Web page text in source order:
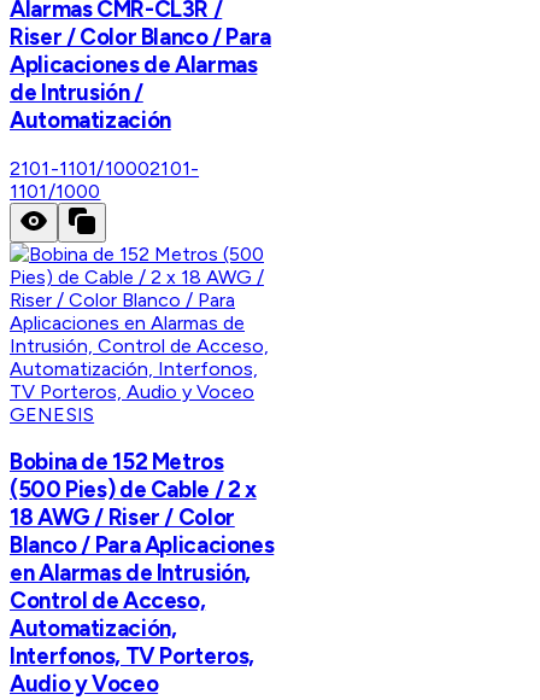
Alarmas CMR-CL3R /
Riser / Color Blanco / Para
Aplicaciones de Alarmas
de Intrusión /
Automatización
2101-1101/10002101-
1101/1000
GENESIS
Bobina de 152 Metros
(500 Pies) de Cable / 2 x
18 AWG / Riser / Color
Blanco / Para Aplicaciones
en Alarmas de Intrusión,
Control de Acceso,
Automatización,
Interfonos, TV Porteros,
Audio y Voceo